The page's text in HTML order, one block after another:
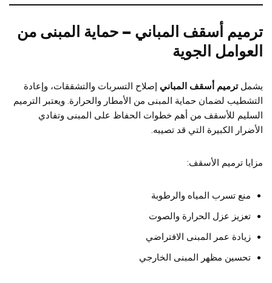
ترميم أسقف المباني – حماية المبنى من
العوامل الجوية
يشملترميم أسقف المباني إصلاح التسربات والتشققات، وإعادة
التشطيب لضمان حماية المبنى من الأمطار والحرارة. ويعتبر الترميم
السليم للأسقف من أهم خطوات الحفاظ على المبنى وتفادي
الأضرار الكبيرة التي قد تصيبه.
مزايا ترميم الأسقف:
منع تسرب المياه والرطوبة
تعزيز عزل الحرارة والصوت
زيادة عمر المبنى الافتراضي
تحسين مظهر المبنى الخارجي